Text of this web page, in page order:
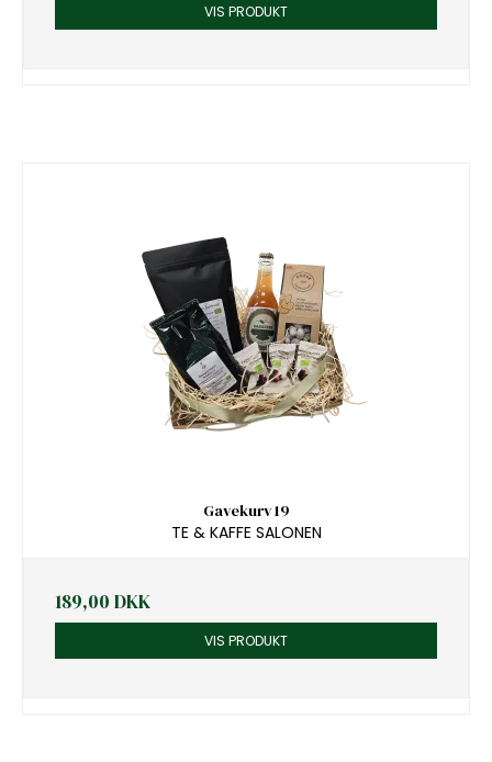
VIS PRODUKT
Gavekurv 19
TE & KAFFE SALONEN
189,00 DKK
VIS PRODUKT